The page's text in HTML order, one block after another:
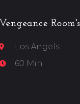
Vengeance Room's
Los Angels
60 Min